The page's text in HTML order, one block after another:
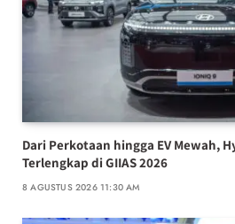
Dari Perkotaan hingga EV Mewah,
Terlengkap di GIIAS 2026
8 AGUSTUS 2026 11:30 AM